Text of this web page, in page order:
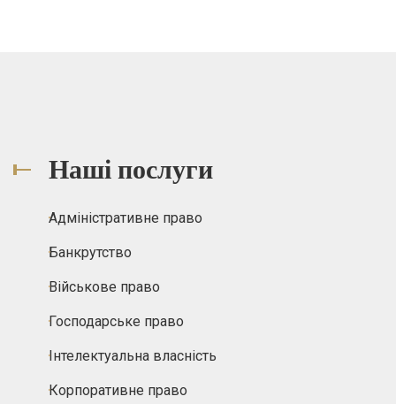
Наші послуги
Адміністративне право
Банкрутство
Військове право
Господарське право
Інтелектуальна власність
Корпоративне право